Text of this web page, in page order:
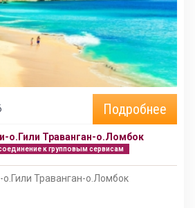
Подробнее
о.Гили Траванган-о.Ломбок
к групповым сервисам
Траванган-о.Ломбок